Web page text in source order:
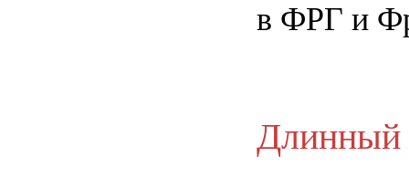
в ФРГ и
Длинный